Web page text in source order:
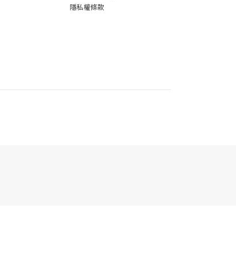
隱私權條款